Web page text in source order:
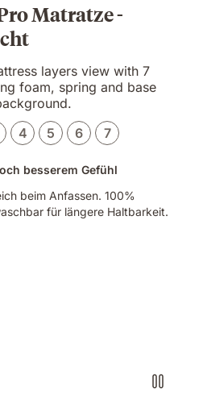
Matratze -
4 5 6 7
besserem Gefühl
beim Anfassen. 100%
für längere Haltbarkeit.